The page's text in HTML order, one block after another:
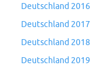
Deutschland 2016
Deutschland 2017
Deutschland 2018
Deutschland 2019